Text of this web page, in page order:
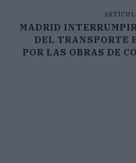
MADRID
DEL TRANSPORTE
POR LAS OBRAS DE